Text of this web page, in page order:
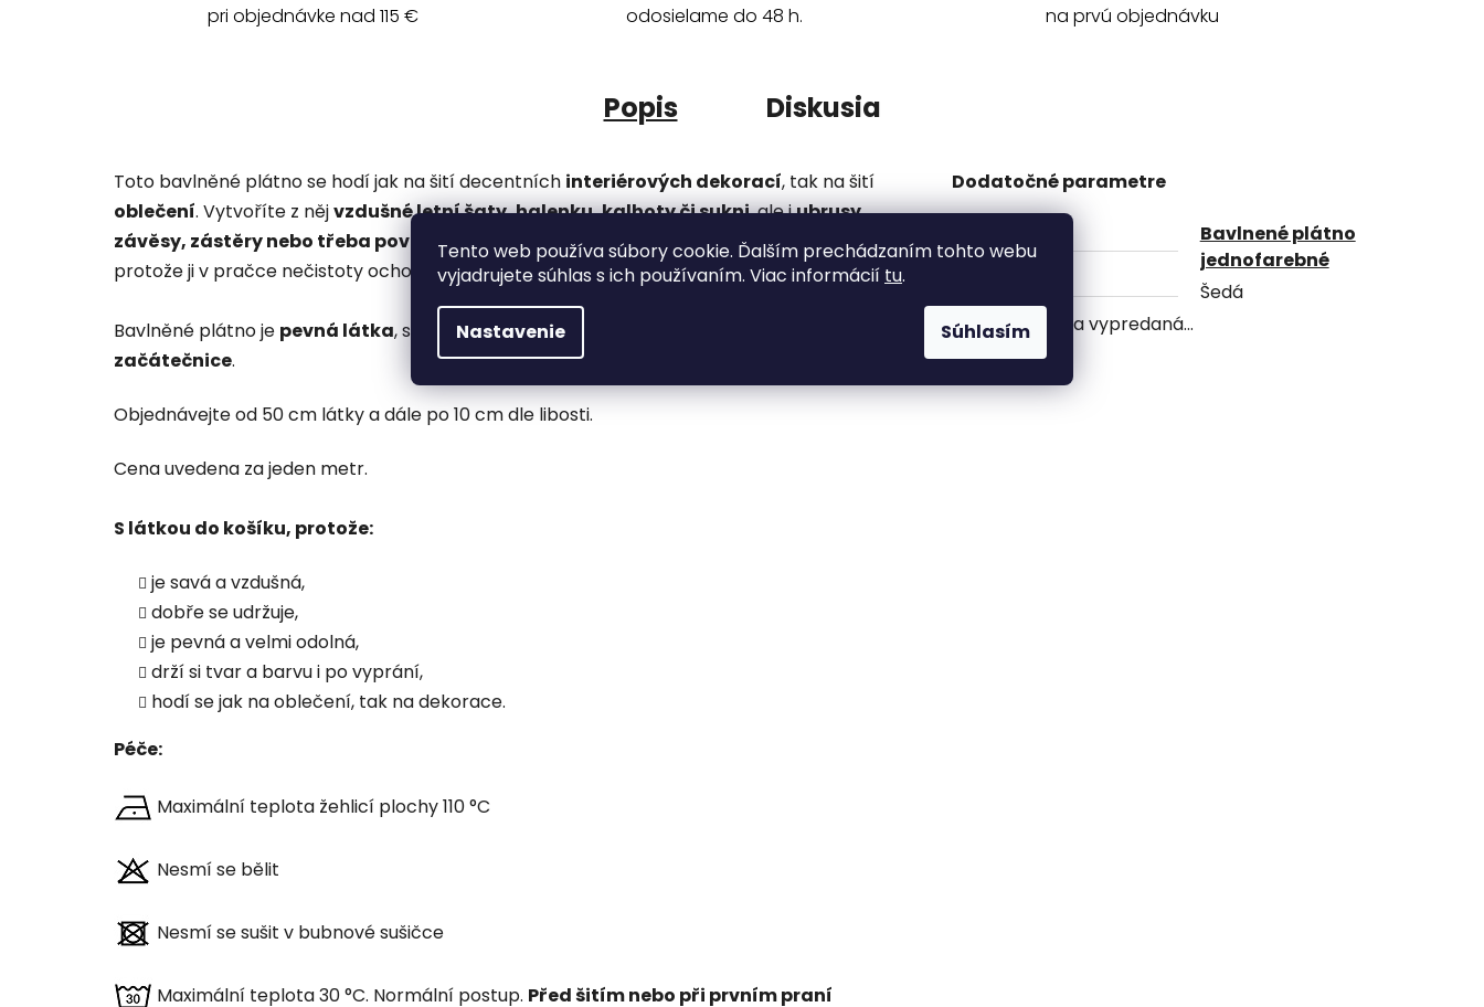
Tento web používa súbory cookie. Ďalším prechádzaním tohto webu
vyjadrujete súhlas s ich používaním. Viac informácií tu.
Nastavenie Súhlasím
pri objednávke nad 115 € odosielame do 48 h. na prvú objednávku
Popis Diskusia
Toto bavlněné plátno se hodí jak na šití decentních interiérových dekorací, tak na šití
oblečení. Vytvoříte z nějvzdušné letní šaty, halenku, kalhoty či sukni, ale iubrusy,
závěsy, zástěry nebo třeba povlaky na polštáře. Pokud látku ušpiníte, svět se nezboří,
protože ji v pračce nečistoty ochotně opouštějí. Barvy však praní odolávají.
Bavlněné plátno je pevná látka, se kterou se snadno pracuje, proto ji ocení i
začátečnice.
Objednávejte od 50 cm látky a dále po 10 cm dle libosti.
Cena uvedena za jeden metr.
S látkou do košíku, protože:
je savá a vzdušná,
dobře se udržuje,
je pevná a velmi odolná,
drží si tvar a barvu i po vyprání,
hodí se jak na oblečení, tak na dekorace.
Péče:
Maximální teplota žehlicí plochy 110 °C
Nesmí se bělit
Nesmí se sušit v bubnové sušičce
Maximální teplota 30 °C. Normální postup. Před šitím nebo při prvním praní
Dodatočné parametre
Kategória
Bavlnené plátno
jednofarebné
Šedá
Položka bola vypredaná…